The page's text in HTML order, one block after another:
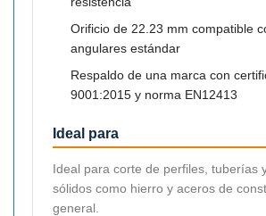
Orificio de 22.23 mm compatible
angulares estándar
Respaldo de una marca con
9001:2015 y norma EN12413
Ideal para
Ideal para corte de perfiles, tuberías
sólidos como hierro y aceros de
general.